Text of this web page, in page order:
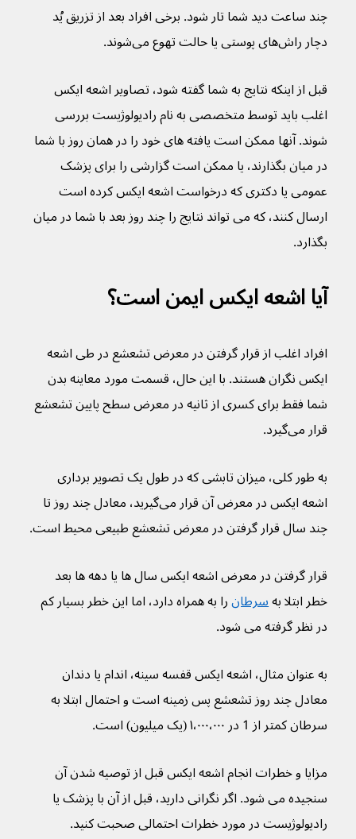
چند ساعت دید شما تار شود. برخی افراد بعد از تزریق یُد
دچار راش‌های پوستی یا حالت تهوع می‌شوند.
قبل از اینکه نتایج به شما گفته شود، تصاویر اشعه ایکس
اغلب باید توسط متخصصی به نام رادیولوژیست بررسی
شوند. آنها ممکن است یافته های خود را در همان روز با شما
در میان بگذارند، یا ممکن است گزارشی را برای پزشک
عمومی یا دکتری که درخواست اشعه ایکس کرده است
ارسال کنند، که می تواند نتایج را چند روز بعد با شما در میان
بگذارد.
آیا اشعه ایکس ایمن است؟
افراد اغلب از قرار گرفتن در معرض تشعشع در طی اشعه
ایکس نگران هستند. با این حال، قسمت مورد معاینه بدن
شما فقط برای کسری از ثانیه در معرض سطح پایین تشعشع
قرار می‌گیرد.
به طور کلی، میزان تابشی که در طول یک تصویر برداری
اشعه ایکس در معرض آن قرار می‌گیرید، معادل چند روز تا
چند سال قرار گرفتن در معرض تشعشع طبیعی محیط است.
قرار گرفتن در معرض اشعه ایکس سال ها یا دهه ها بعد
خطر ابتلا به سرطان را به همراه دارد، اما این خطر بسیار کم
در نظر گرفته می شود.
به عنوان مثال، اشعه ایکس قفسه سینه، اندام یا دندان
معادل چند روز تشعشع پس زمینه است و احتمال ابتلا به
سرطان کمتر از 1 در ۱،۰۰۰،۰۰۰ (یک میلیون) است.
مزایا و خطرات انجام اشعه ایکس قبل از توصیه شدن آن
سنجیده می شود. اگر نگرانی دارید، قبل از آن با پزشک یا
رادیولوژیست در مورد خطرات احتمالی صحبت کنید.